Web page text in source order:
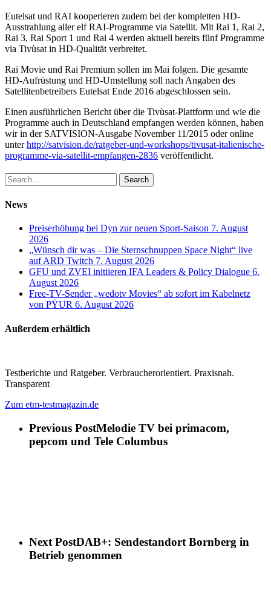
Eutelsat und RAI kooperieren zudem bei der kompletten HD-
Ausstrahlung aller elf RAI-Programme via Satellit. Mit Rai 1, Rai 2,
Rai 3, Rai Sport 1 und Rai 4 werden aktuell bereits fünf Programme
via Tivùsat in HD-Qualität verbreitet.
Rai Movie und Rai Premium sollen im Mai folgen. Die gesamte
HD-Aufrüstung und HD-Umstellung soll nach Angaben des
Satellitenbetreibers Eutelsat Ende 2016 abgeschlossen sein.
Einen ausführlichen Bericht über die Tivùsat-Plattform und wie die
Programme auch in Deutschland empfangen werden können, haben
wir in der SATVISION-Ausgabe November 11/2015 oder online
unterhttp://satvision.de/ratgeber-und-workshops/tivusat-italienische-
programme-via-satellit-empfangen-2836 veröffentlicht.
Search
News
Preiserhöhung bei Dyn zur neuen Sport-Saison 7. August
2026
„Wünsch dir was – Die Sternschnuppen Space Night“ live
auf ARD Twitch 7. August 2026
GFU und ZVEI initiieren IFA Leaders & Policy Dialogue 6.
August 2026
Free-TV-Sender „wedotv Movies“ ab sofort im Kabelnetz
von PŸUR 6. August 2026
Außerdem erhältlich
Testberichte und Ratgeber. Verbraucherorientiert. Praxisnah.
Transparent
Zum etm-testmagazin.de
Previous PostMelodie TV bei primacom,
pepcom und Tele Columbus
Next PostDAB+: Sendestandort Bornberg in
Betrieb genommen